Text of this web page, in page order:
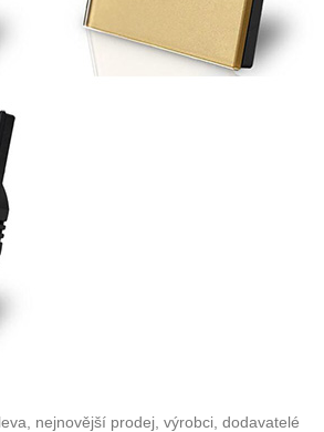
nejnovější prodej, výrobci, dodavatelé